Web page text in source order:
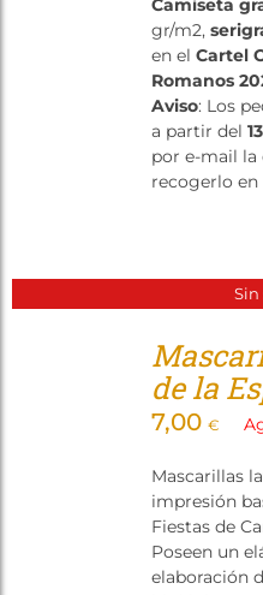
Camiseta
gr/m2,
en el Cartel
Romanos
Aviso: Los
a partir del
por e-mail la
recogerlo en
Sin
de la
7,00 €
Mascarillas
impresión
Fiestas de
Poseen un
elaboración